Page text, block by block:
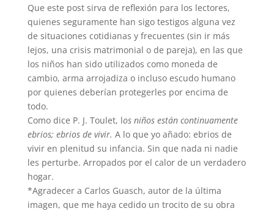
Que este post sirva de reflexión para los lectores,
quienes seguramente han sigo testigos alguna vez
de situaciones cotidianas y frecuentes (sin ir más
lejos, una crisis matrimonial o de pareja), en las que
los niños han sido utilizados como moneda de
cambio, arma arrojadiza o incluso escudo humano
por quienes deberían protegerles por encima de
todo.
Como dice P. J. Toulet, los niños están continuamente
ebrios; ebrios de vivir. A lo que yo añado: ebrios de
vivir en plenitud su infancia. Sin que nada ni nadie
les perturbe. Arropados por el calor de un verdadero
hogar.
*Agradecer a Carlos Guasch, autor de la última
imagen, que me haya cedido un trocito de su obra